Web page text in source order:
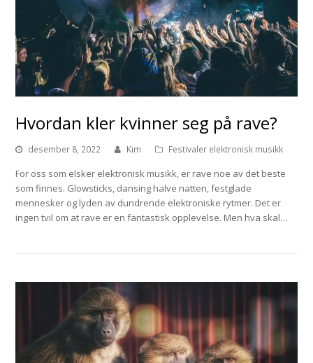
Hvordan kler kvinner seg på rave?
desember 8, 2022 Kim Festivaler elektronisk musikk
For oss som elsker elektronisk musikk, er rave noe av det beste
som finnes. Glowsticks, dansing halve natten, festglade
mennesker og lyden av dundrende elektroniske rytmer. Det er
ingen tvil om at rave er en fantastisk opplevelse. Men hva skal…